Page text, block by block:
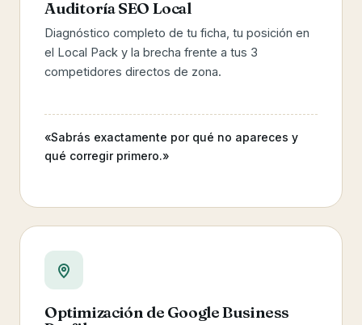
Auditoría SEO Local
Diagnóstico completo de tu ficha, tu posición en
el Local Pack y la brecha frente a tus 3
competidores directos de zona.
«Sabrás exactamente por qué no apareces y
qué corregir primero.»
Optimización de Google Business